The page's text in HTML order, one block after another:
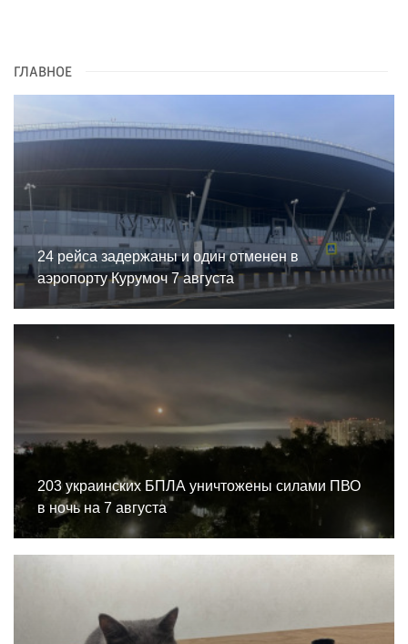
ГЛАВНОЕ
24 рейса задержаны и один отменен в
аэропорту Курумоч 7 августа
203 украинских БПЛА уничтожены силами ПВО
в ночь на 7 августа